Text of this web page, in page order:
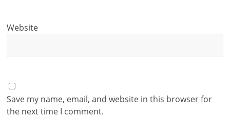
Website
Save my name, email, and website in this browser for
the next time I comment.